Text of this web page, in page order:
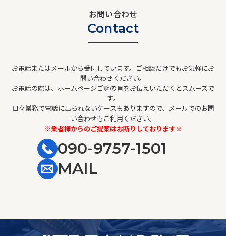
お問い合わせ
Contact
お電話またはメールから受付しています。ご相談だけでもお気軽にお
問い合わせください。
お電話の際は、ホームページご覧の旨をお伝えいただくとスムーズで
す。
日々業務で電話に出られないケースもありますので、メールでのお問
い合わせもご利用ください。
※業者様からのご提案はお断りしております※
090-9757-1501
MAIL